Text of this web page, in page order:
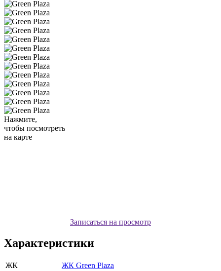
Нажмите,
чтобы посмотреть
на карте
Записаться на просмотр
Характеристики
ЖК
ЖК Green Plaza